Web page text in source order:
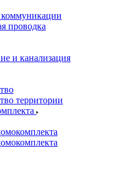
проводка
и канализация
территории